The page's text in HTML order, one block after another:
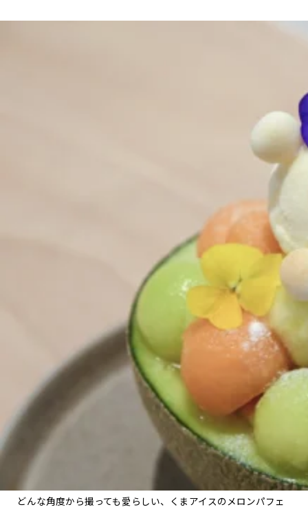
どんな角度から撮っても愛らしい、くまアイスのメロンパフェ